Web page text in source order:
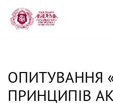
Перейти
ОПИТУВАННЯ
ПРИНЦИПІВ